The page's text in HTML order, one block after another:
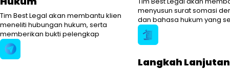
Tim Best Legal akan membantu klien
meneliti hubungan hukum, serta
memberikan bukti pelengkap
menyusun surat somasi
dan bahasa hukum yang
Langkah Lanjutan